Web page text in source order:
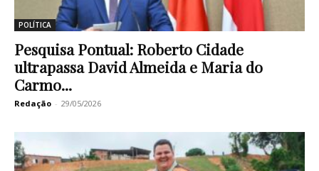
POLÍTICA
Pesquisa Pontual: Roberto Cidade
ultrapassa David Almeida e Maria do
Carmo...
Redação - 29/05/2026